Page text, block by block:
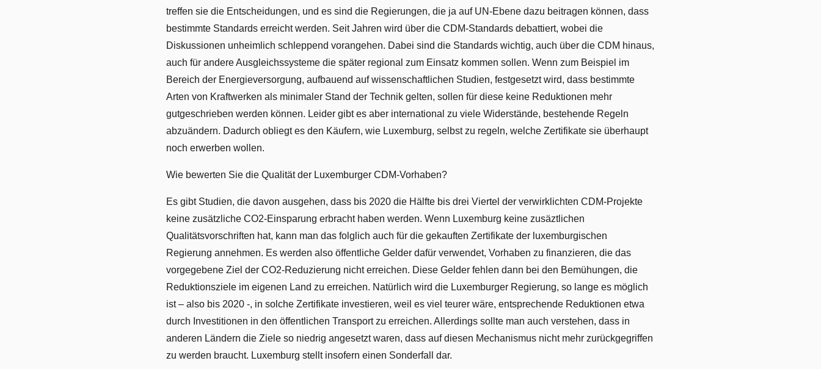
treffen sie die Entscheidungen, und es sind die Regierungen, die ja auf UN-Ebene dazu beitragen können, dass
bestimmte Standards erreicht werden. Seit Jahren wird über die CDM-Standards debattiert, wobei die
Diskussionen unheimlich schleppend vorangehen. Dabei sind die Standards wichtig, auch über die CDM hinaus,
auch für andere Ausgleichssysteme die später regional zum Einsatz kommen sollen. Wenn zum Beispiel im
Bereich der Energieversorgung, aufbauend auf wissenschaftlichen Studien, festgesetzt wird, dass bestimmte
Arten von Kraftwerken als minimaler Stand der Technik gelten, sollen für diese keine Reduktionen mehr
gutgeschrieben werden können. Leider gibt es aber international zu viele Widerstände, bestehende Regeln
abzuändern. Dadurch obliegt es den Käufern, wie Luxemburg, selbst zu regeln, welche Zertifikate sie überhaupt
noch erwerben wollen.
Wie bewerten Sie die Qualität der Luxemburger CDM-Vorhaben?
Es gibt Studien, die davon ausgehen, dass bis 2020 die Hälfte bis drei Viertel der verwirklichten CDM-Projekte
keine zusätzliche CO2-Einsparung erbracht haben werden. Wenn Luxemburg keine zusäztlichen
Qualitätsvorschriften hat, kann man das folglich auch für die gekauften Zertifikate der luxemburgischen
Regierung annehmen. Es werden also öffentliche Gelder dafür verwendet, Vorhaben zu finanzieren, die das
vorgegebene Ziel der CO2-Reduzierung nicht erreichen. Diese Gelder fehlen dann bei den Bemühungen, die
Reduktionsziele im eigenen Land zu erreichen. Natürlich wird die Luxemburger Regierung, so lange es möglich
ist – also bis 2020 -, in solche Zertifikate investieren, weil es viel teurer wäre, entsprechende Reduktionen etwa
durch Investitionen in den öffentlichen Transport zu erreichen. Allerdings sollte man auch verstehen, dass in
anderen Ländern die Ziele so niedrig angesetzt waren, dass auf diesen Mechanismus nicht mehr zurückgegriffen
zu werden braucht. Luxemburg stellt insofern einen Sonderfall dar.